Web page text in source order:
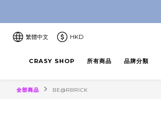
繁體中文 HKD
CRA5Y SHOP 所有商品 品牌分類
全部商品 BE@RBRICK